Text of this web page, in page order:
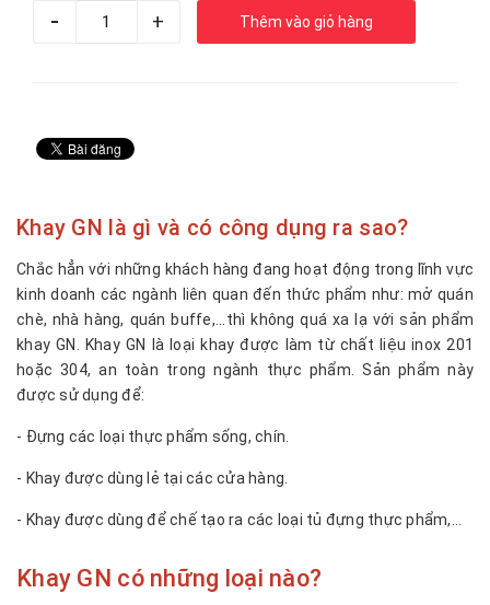
- + Thêm vào giỏ hàng
Khay GN là gì và có công dụng ra sao?
Chắc hẳn với những khách hàng đang hoạt động trong lĩnh vực
kinh doanh các ngành liên quan đến thức phẩm như: mở quán
chè, nhà hàng, quán buffe,...thì không quá xa lạ với sản phẩm
khay GN. Khay GN là loại khay được làm từ chất liệu inox 201
hoặc 304, an toàn trong ngành thực phẩm. Sản phẩm này
được sử dụng để:
- Đựng các loại thực phẩm sống, chín.
- Khay được dùng lẻ tại các cửa hàng.
- Khay được dùng để chế tạo ra các loại tủ đựng thực phẩm,...
Khay GN có những loại nào?